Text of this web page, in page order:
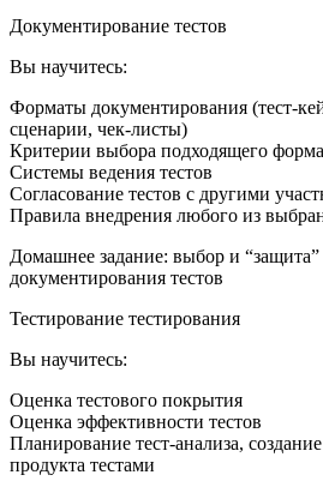
Документирование тестов
Вы научитесь:
Форматы документирования (тест-
сценарии, чек-листы)
Критерии выбора подходящего
Системы ведения тестов
Согласование тестов с другими
Правила внедрения любого из
Домашнее задание: выбор и “защита”
документирования тестов
Тестирование тестирования
Вы научитесь:
Оценка тестового покрытия
Оценка эффективности тестов
Планирование тест-анализа,
продукта тестами